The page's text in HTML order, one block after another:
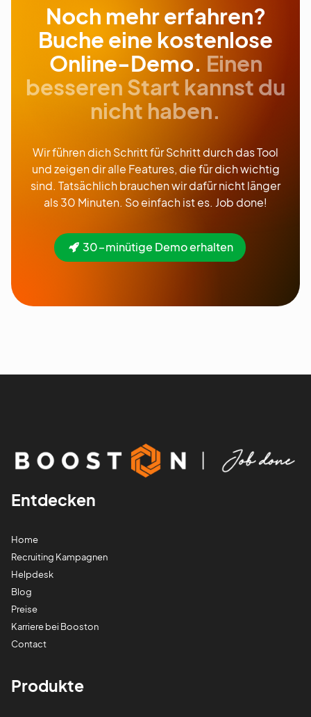
Noch mehr erfahren?
Buche eine kostenlose
Online-Demo. Einen
besseren Start kannst du
nicht haben.
Wir führen dich Schritt für Schritt durch das Tool
und zeigen dir alle Features, die für dich wichtig
sind. Tatsächlich brauchen wir dafür nicht länger
als 30 Minuten. So einfach ist es. Job done!
30-minütige Demo erhalten
Entdecken
Home
Recruiting Kampagnen
Helpdesk
Blog
Preise
Karriere bei Booston
Contact
Produkte